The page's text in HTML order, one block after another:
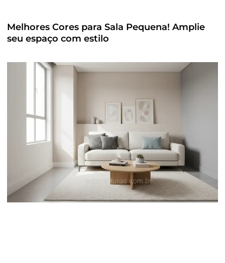
Melhores Cores para Sala Pequena! Amplie
seu espaço com estilo